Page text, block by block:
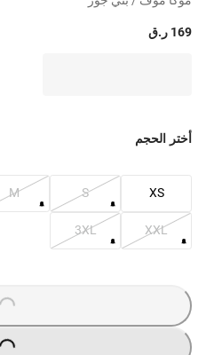
169 ر.ق
أختر الحجم
XS
S
M
XXL
3XL
L
.
L
.